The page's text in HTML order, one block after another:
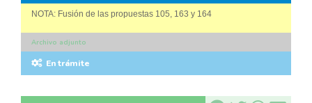
NOTA: Fusión de las propuestas 105, 163 y 164
Archivo adjunto
En trámite